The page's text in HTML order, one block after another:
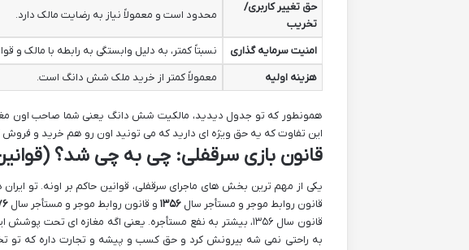
حق تغییر کاربری/
تخریب
محدود است و معمولاً نیاز به رضایت مالک دارد.
امنیت سرمایه گذاری
نسبتاً کمتر، به دلیل وابستگی به رابطه با مالک و
هزینه اولیه
معمولاً کمتر از خرید ملک شش دانگ است.
همونطور که تو جدول دیدید، مالکیت شش دانگ یعنی شما صاحب اون
این تفاوت که یه حق ویژه ای دارید که می تونید اون رو هم خرید و فروش
قانون بازی سرقفلی: چی به چی شد؟ (قوانین ۱۳۵۶ و
یکی از مهم ترین بخش های ماجرای سرقفلی، قوانین حاکم بر اونه. تو
قانون روابط موجر و مستأجر سال۱۳۵۶ و قانون روابط موجر و مستأجر سال
قانون سال ۱۳۵۶، بیشتر به نفع مستأجره. یعنی اگه مغازه ای
به راحتی نمی شه بیرونش کرد و حق کسب و پیشه و تجارت داره که تو